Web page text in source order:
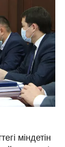
міндетін